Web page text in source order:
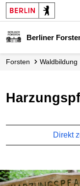
Berliner
Forsten Waldbildung
Direkt